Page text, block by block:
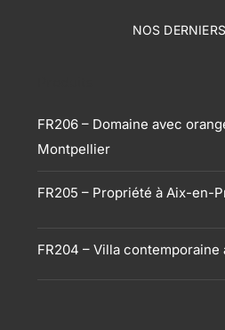
NOS
FR206 – Domaine avec
Montpellier
FR205 – Propriété à Aix-en-
FR204 – Villa contemporaine